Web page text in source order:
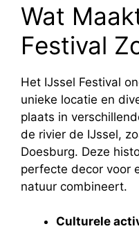
Wat
Festival
Het IJssel Festival
unieke locatie en
plaats in
de rivier de IJssel,
Doesburg. Deze
perfecte decor voor
natuur combineert.
Culturele